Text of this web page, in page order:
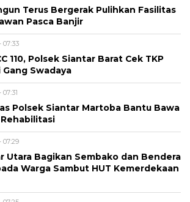
Terus Bergerak Pulihkan Fasilitas
Pasca Banjir
07:33
110, Polsek Siantar Barat Cek TKP
Gang Swadaya
Polsek Siantar Martoba Bantu Bawa
07:29
Utara Bagikan Sembako dan Bendera
Warga Sambut HUT Kemerdekaan